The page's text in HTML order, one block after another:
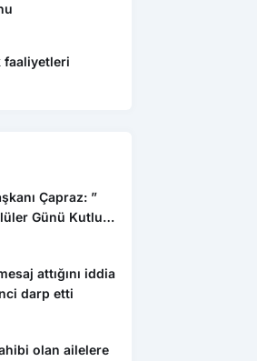
faaliyetleri
Çapraz: ”
Günü Kutlu
attığını iddia
darp etti
olan ailelere